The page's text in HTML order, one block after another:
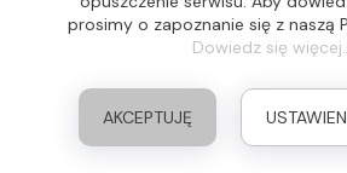
Realizacja: Idea4Me.pl, Wszelkie
prosimy o zapoznanie się z naszą
Dowiedz się więcej.
AKCEPTUJĘ